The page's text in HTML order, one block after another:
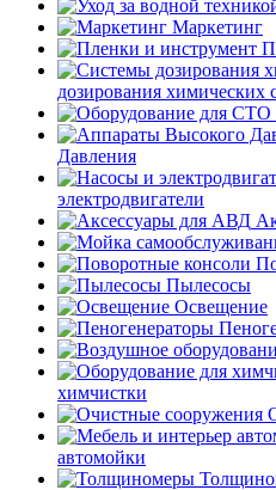
Маркетинг
дозирования химических
Давления
электродвигатели
Пылесосы
Освещение
химчистки
автомойки